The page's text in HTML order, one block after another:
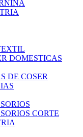
DOMESTICAS
DE COSER
CORTE